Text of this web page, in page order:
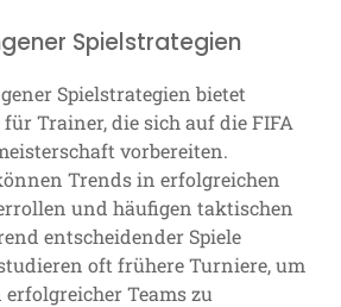
Spielstrategien
Spielstrategien bietet
Trainer, die sich auf die FIFA
vorbereiten.
Trends in erfolgreichen
und häufigen taktischen
entscheidender Spiele
oft frühere Turniere, um
Teams zu